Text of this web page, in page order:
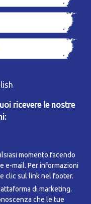
ricevere le nostre
momento facendo
e-mail. Per informazioni
clic sul link nel footer.
di marketing.
che le tue